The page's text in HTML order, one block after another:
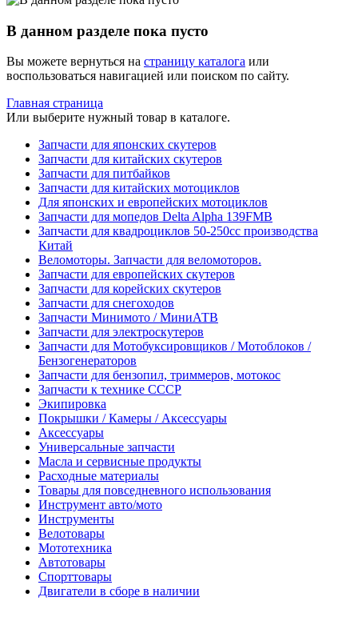
В данном разделе пока пусто
Вы можете вернуться на страницу каталога или
воспользоваться навигацией или поиском по сайту.
Главная страница
Или выберите нужный товар в каталоге.
Запчасти для японских скутеров
Запчасти для китайских скутеров
Запчасти для питбайков
Запчасти для китайских мотоциклов
Для японских и европейских мотоциклов
Запчасти для мопедов Delta Alpha 139FMB
Запчасти для квадроциклов 50-250сс производства
Китай
Веломоторы. Запчасти для веломоторов.
Запчасти для европейских скутеров
Запчасти для корейских скутеров
Запчасти для снегоходов
Запчасти Минимото / МиниАТВ
Запчасти для электроскутеров
Запчасти для Мотобуксировщиков / Мотоблоков /
Бензогенераторов
Запчасти для бензопил, триммеров, мотокос
Запчасти к технике СССР
Экипировка
Покрышки / Камеры / Аксессуары
Аксессуары
Универсальные запчасти
Масла и сервисные продукты
Расходные материалы
Товары для повседневного использования
Инструмент авто/мото
Инструменты
Велотовары
Мототехника
Автотовары
Спорттовары
Двигатели в сборе в наличии